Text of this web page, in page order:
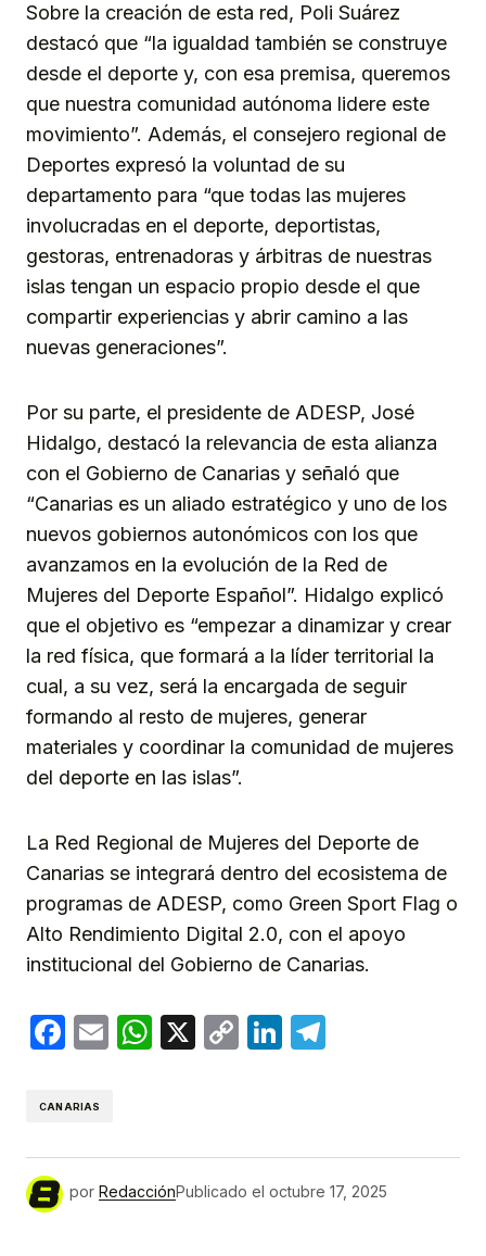
Sobre la creación de esta red, Poli Suárez
destacó que “la igualdad también se construye
desde el deporte y, con esa premisa, queremos
que nuestra comunidad autónoma lidere este
movimiento”. Además, el consejero regional de
Deportes expresó la voluntad de su
departamento para “que todas las mujeres
involucradas en el deporte, deportistas,
gestoras, entrenadoras y árbitras de nuestras
islas tengan un espacio propio desde el que
compartir experiencias y abrir camino a las
nuevas generaciones”.
Por su parte, el presidente de ADESP, José
Hidalgo, destacó la relevancia de esta alianza
con el Gobierno de Canarias y señaló que
“Canarias es un aliado estratégico y uno de los
nuevos gobiernos autonómicos con los que
avanzamos en la evolución de la Red de
Mujeres del Deporte Español”. Hidalgo explicó
que el objetivo es “empezar a dinamizar y crear
la red física, que formará a la líder territorial la
cual, a su vez, será la encargada de seguir
formando al resto de mujeres, generar
materiales y coordinar la comunidad de mujeres
del deporte en las islas”.
La Red Regional de Mujeres del Deporte de
Canarias se integrará dentro del ecosistema de
programas de ADESP, como Green Sport Flag o
Alto Rendimiento Digital 2.0, con el apoyo
institucional del Gobierno de Canarias.
Facebook
EmailWhatsApp
X
CopyLinkedIn
CANARIAS
por RedacciónPublicado el octubre 17, 2025